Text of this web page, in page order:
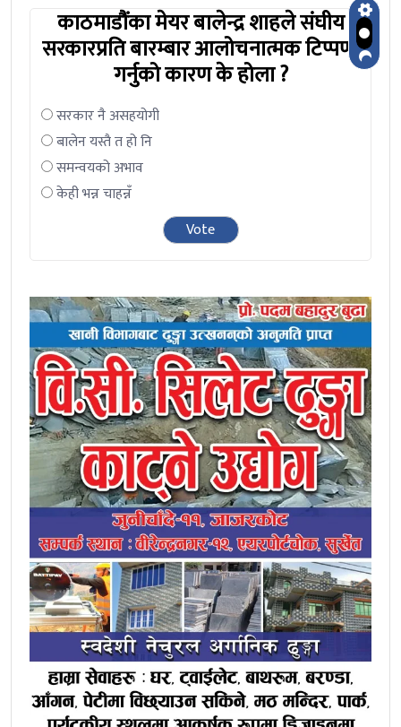
काठमाडौंका मेयर बालेन्द्र शाहले संघीय
सरकारप्रति बारम्बार आलोचनात्मक टिप्पणी
गर्नुको कारण के होला ?
सरकार नै असहयोगी
बालेन यस्तै त हो नि
समन्वयको अभाव
केही भन्न चाहन्नँ